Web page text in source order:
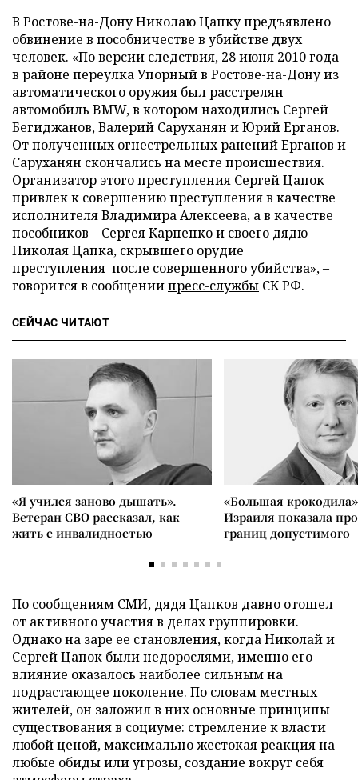
В Ростове-на-Дону Николаю Цапку предъявлено
обвинение в пособничестве в убийстве двух
человек. «По версии следствия, 28 июня 2010 года
в районе переулка Упорный в Ростове-на-Дону из
автоматического оружия был расстрелян
автомобиль BMW, в котором находились Сергей
Бегиджанов, Валерий Саруханян и Юрий Ерганов.
От полученных огнестрельных ранений Ерганов и
Саруханян скончались на месте происшествия.
Организатор этого преступления Сергей Цапок
привлек к совершению преступления в качестве
исполнителя Владимира Алексеева, а в качестве
пособников – Сергея Карпенко и своего дядю
Николая Цапка, скрывшего орудие
преступления после совершенного убийства», –
говорится в сообщениипресс-службы СК РФ.
СЕЙЧАС ЧИТАЮТ
«Я учился заново дышать».
Ветеран СВО рассказал, как
жить с инвалидностью
«Большая
Израиля показала
границ допустимого
По сообщениям СМИ, дядя Цапков давно отошел
от активного участия в делах группировки.
Однако на заре ее становления, когда Николай и
Сергей Цапок были недорослями, именно его
влияние оказалось наиболее сильным на
подрастающее поколение. По словам местных
жителей, он заложил в них основные принципы
существования в социуме: стремление к власти
любой ценой, максимально жестокая реакция на
любые обиды или угрозы, создание вокруг себя